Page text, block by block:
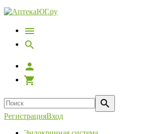
РегистрацияВход